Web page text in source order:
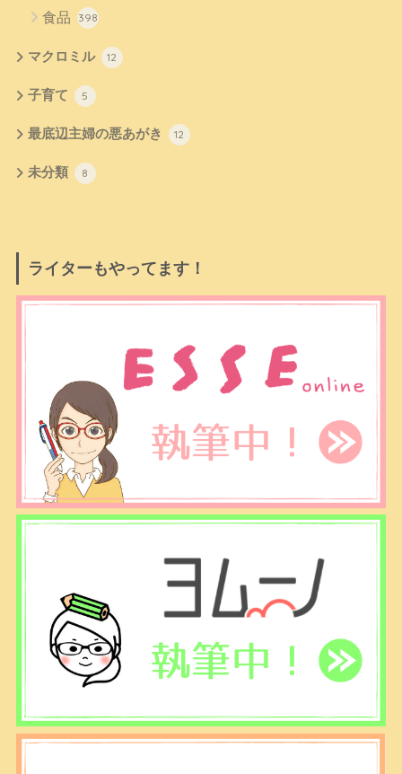
食品 398
マクロミル 12
子育て 5
最底辺主婦の悪あがき 12
未分類 8
ライターもやってます！